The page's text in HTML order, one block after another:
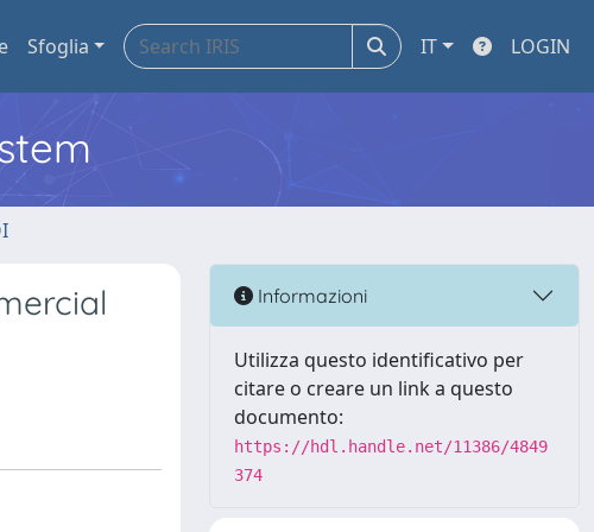
Sfoglia IT LOGIN
Informazioni
Utilizza questo identificativo per
citare o creare un link a questo
documento:
https://hdl.handle.net/11386/4849
374